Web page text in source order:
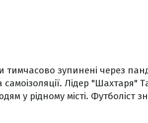
тимчасово зупинені через
самоізоляції. Лідер
у рідному місті. Футболіст